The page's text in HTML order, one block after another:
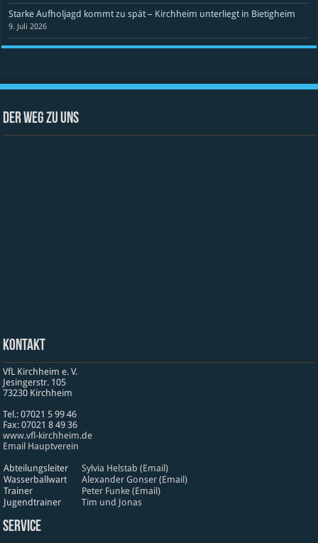
Starke Aufholjagd kommt zu spät – Kirchheim unterliegt in Bietigheim
9. Juli 2026
Der Weg zu uns
Kontakt
VfL Kirchheim e. V.
Jesinger­str. 105
73230 Kirch­heim
Tel.: 07021 5 99 46
Fax: 07021 8 49 36
www​.vfl​-kirch​heim​.de
Email Hauptverein
Abteilungsleiter
Sylvia Helstab (Email)
Wasserballwart
Alexander Gonser (Email)
Trainer
Peter Funke (Email)
Jugendtrainer
Tim und Jonas
Service